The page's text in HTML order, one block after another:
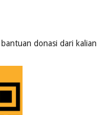
donasi dari kalian